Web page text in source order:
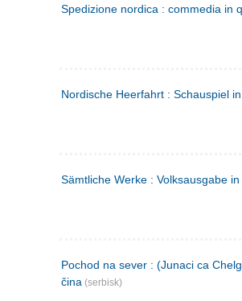
Spedizione nordica : commedia in
Nordische Heerfahrt : Schauspiel in
Sämtliche Werke : Volksausgabe in
Pochod na sever : (Junaci ca
čina (serbisk)